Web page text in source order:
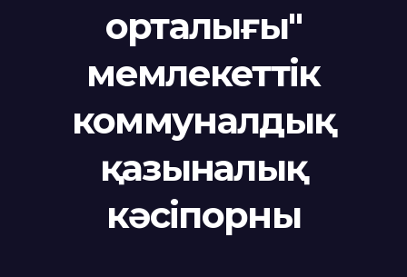
орталығы"
мемлекеттік
коммуналдық
қазыналық
кәсіпорны